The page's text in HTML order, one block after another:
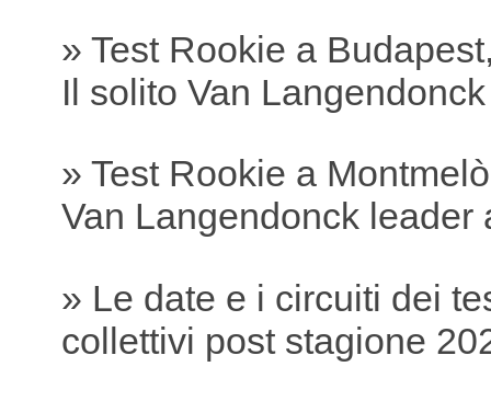
» Test Rookie a
Il solito Van
» Test Rookie a Montmelò
Van Langendonck leader
» Le date e i circuiti dei
collettivi post stagione